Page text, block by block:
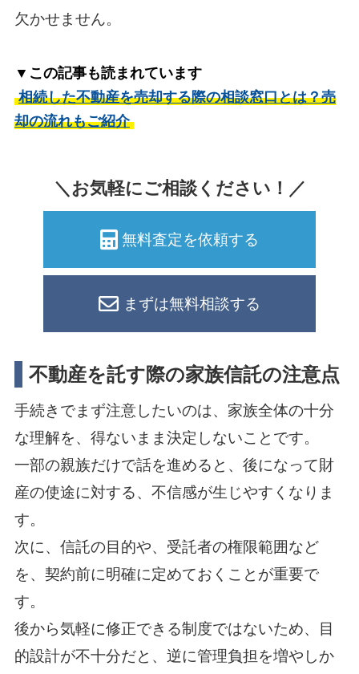
欠かせません。
▼この記事も読まれています
相続した不動産を売却する際の相談窓口とは？売
却の流れもご紹介
＼お気軽にご相談ください！／
無料査定を依頼する
まずは無料相談する
不動産を託す際の家族信託の注意点
手続きでまず注意したいのは、家族全体の十分
な理解を、得ないまま決定しないことです。
一部の親族だけで話を進めると、後になって財
産の使途に対する、不信感が生じやすくなりま
す。
次に、信託の目的や、受託者の権限範囲など
を、契約前に明確に定めておくことが重要で
す。
後から気軽に修正できる制度ではないため、目
的設計が不十分だと、逆に管理負担を増やしか